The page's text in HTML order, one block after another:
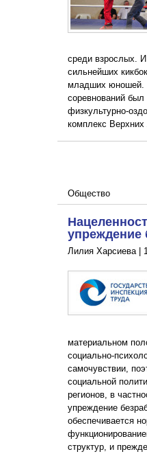
среди взрослых.
сильнейших
младших юношей.
соревнований был
физкультурно-
комплекс Верхних
Общество
упреждение
Лилия Харсиева |
материальном
социально-
самочувствии,
социальной
регионов, в
упреждение
обеспечивается
структур, и